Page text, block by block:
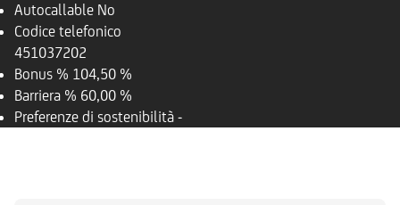
Autocallable No
Codice telefonico
451037202
Bonus % 104,50 %
Barriera % 60,00 %
Preferenze di sostenibilità -